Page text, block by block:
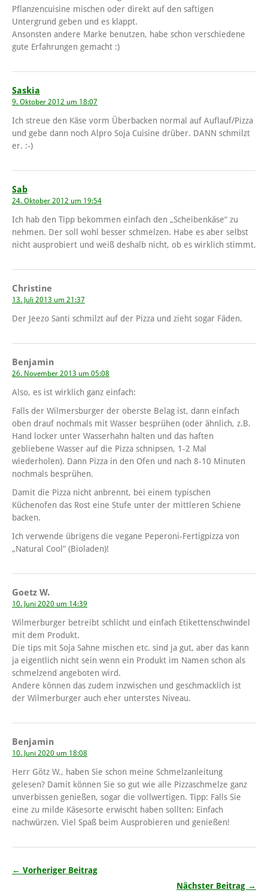
Pflanzencuisine mischen oder direkt auf den saftigen
Untergrund geben und es klappt.
Ansonsten andere Marke benutzen, habe schon verschiedene
gute Erfahrungen gemacht :)
Saskia
9. Oktober 2012 um 18:07
Ich streue den Käse vorm Überbacken normal auf Auflauf/Pizza
und gebe dann noch Alpro Soja Cuisine drüber. DANN schmilzt
er. :-)
Sab
24. Oktober 2012 um 19:54
Ich hab den Tipp bekommen einfach den „Scheibenkäse“ zu
nehmen. Der soll wohl besser schmelzen. Habe es aber selbst
nicht ausprobiert und weiß deshalb nicht, ob es wirklich stimmt.
Christine
13. Juli 2013 um 21:37
Der Jeezo Santi schmilzt auf der Pizza und zieht sogar Fäden.
Benjamin
26. November 2013 um 05:08
Also, es ist wirklich ganz einfach:
Falls der Wilmersburger der oberste Belag ist, dann einfach
oben drauf nochmals mit Wasser besprühen (oder ähnlich, z.B.
Hand locker unter Wasserhahn halten und das haften
gebliebene Wasser auf die Pizza schnipsen, 1-2 Mal
wiederholen). Dann Pizza in den Ofen und nach 8-10 Minuten
nochmals besprühen.
Damit die Pizza nicht anbrennt, bei einem typischen
Küchenofen das Rost eine Stufe unter der mittleren Schiene
backen.
Ich verwende übrigens die vegane Peperoni-Fertigpizza von
„Natural Cool“ (Bioladen)!
Goetz W.
10. Juni 2020 um 14:39
Wilmerburger betreibt schlicht und einfach Etikettenschwindel
mit dem Produkt.
Die tips mit Soja Sahne mischen etc. sind ja gut, aber das kann
ja eigentlich nicht sein wenn ein Produkt im Namen schon als
schmelzend angeboten wird.
Andere können das zudem inzwischen und geschmacklich ist
der Wilmerburger auch eher unterstes Niveau.
Benjamin
10. Juni 2020 um 18:08
Herr Götz W., haben Sie schon meine Schmelzanleitung
gelesen? Damit können Sie so gut wie alle Pizzaschmelze ganz
unverbissen genießen, sogar die vollwertigen. Tipp: Falls Sie
eine zu milde Käsesorte erwischt haben sollten: Einfach
nachwürzen. Viel Spaß beim Ausprobieren und genießen!
← Vorheriger Beitrag
Nächster Beitrag →